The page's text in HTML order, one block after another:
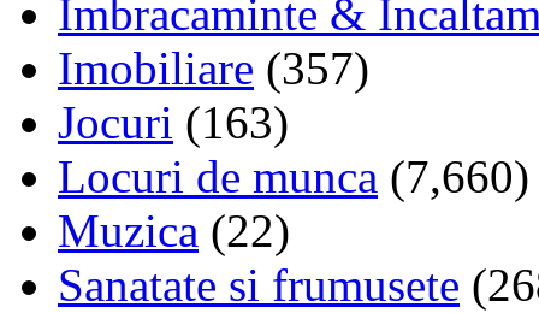
Imbracaminte &
Imobiliare (357)
Jocuri (163)
Locuri de munca (7,660)
Muzica (22)
Sanatate si frumusete